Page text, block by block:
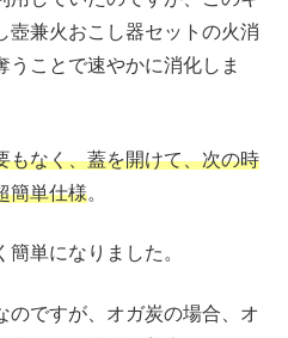
壺兼火おこし器セットの火消
うことで速やかに消化しま
もなく、蓋を開けて、次の時
簡単仕様。
単になりました。
のですが、オガ炭の場合、オ